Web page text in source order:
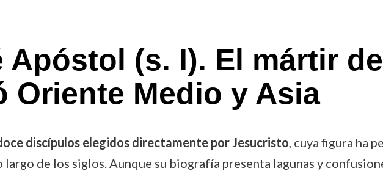
Apóstol (s. I). El mártir
Oriente Medio y Asia
discípulos elegidos directamente por Jesucristo, cuya figura ha
de los siglos. Aunque su biografía presenta lagunas y